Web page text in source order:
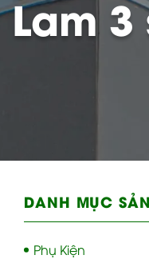
Lam
DANH MỤC
Phụ Kiện